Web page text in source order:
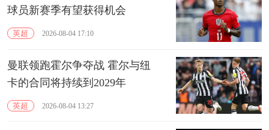
球员新赛季有望获得机会
英超 2026-08-04 17:10
曼联领跑霍尔争夺战 霍尔与纽
卡的合同将持续到2029年
英超 2026-08-04 13:27